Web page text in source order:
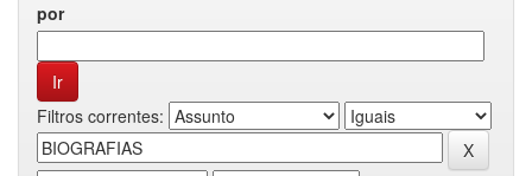
por
Filtros correntes: